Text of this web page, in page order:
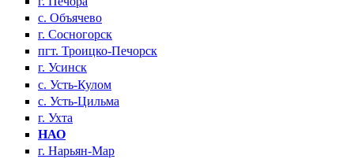
с. Объячево
г. Сосногорск
пгт. Троицко-Печорск
г. Усинск
с. Усть-Кулом
с. Усть-Цильма
г. Ухта
НАО
г. Нарьян-Мар